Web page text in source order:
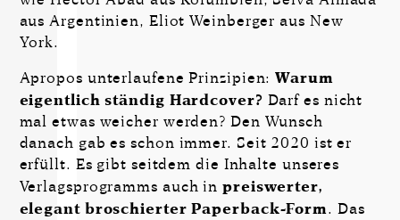
aus Argentinien, Eliot Weinberger aus New
York.
Apropos unterlaufene Prinzipien:Warum
eigentlich ständig Hardcover? Darf es nicht
mal etwas weicher werden? Den Wunsch
danach gab es schon immer. Seit 2020 ist er
erfüllt. Es gibt seitdem die Inhalte unseres
Verlagsprogramms auch inpreiswerter,
elegant broschierter Paperback-Form. Das